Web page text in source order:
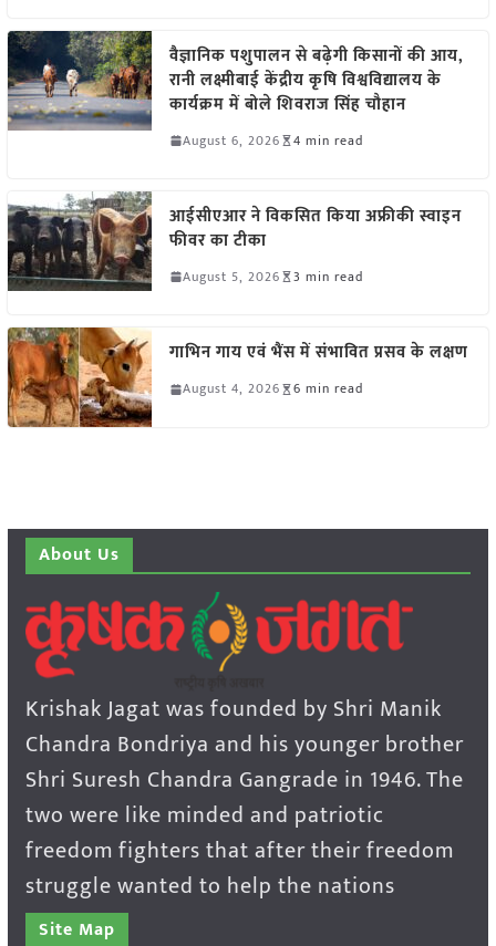
वैज्ञानिक पशुपालन से बढ़ेगी किसानों की आय,
रानी लक्ष्मीबाई केंद्रीय कृषि विश्वविद्यालय के
कार्यक्रम में बोले शिवराज सिंह चौहान
August 6, 2026 4 min read
आईसीएआर ने विकसित किया अफ्रीकी स्वाइन
फीवर का टीका
August 5, 2026 3 min read
गाभिन गाय एवं भैंस में संभावित प्रसव के लक्षण
August 4, 2026 6 min read
About Us
Krishak Jagat was founded by Shri Manik
Chandra Bondriya and his younger brother
Shri Suresh Chandra Gangrade in 1946. The
two were like minded and patriotic
freedom fighters that after their freedom
struggle wanted to help the nations
Site Map